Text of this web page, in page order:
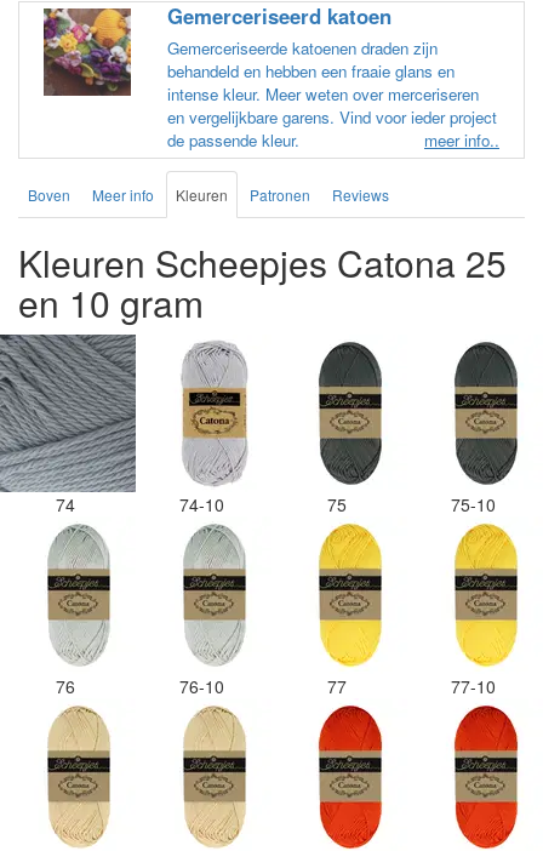
Gemerceriseerd katoen
Gemerceriseerde katoenen draden zijn
behandeld en hebben een fraaie glans en
intense kleur. Meer weten over merceriseren
en vergelijkbare garens. Vind voor ieder project
de passende kleur.
meer info..
Boven Meer info Kleuren Patronen Reviews
Kleuren Scheepjes Catona 25
en 10 gram
74 74-10 75 75-10
76 76-10 77 77-10